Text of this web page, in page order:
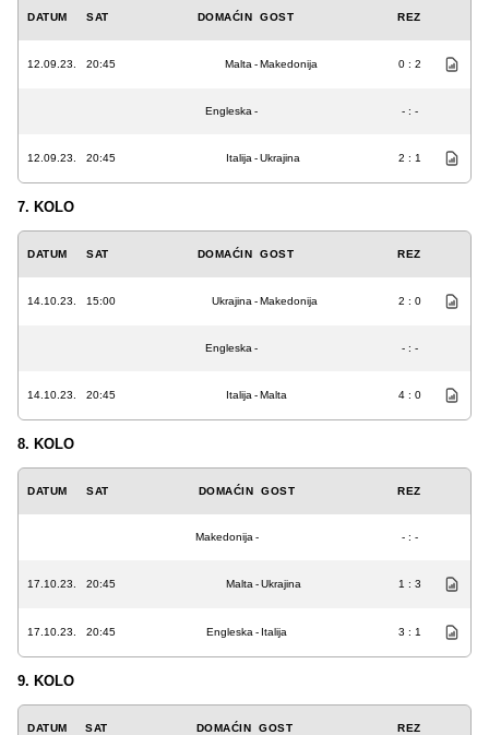
DATUM SAT DOMAĆIN GOST REZ
12.09.23. 20:45 Malta -Makedonija 0 : 2
Engleska - - : -
12.09.23. 20:45 Italija -Ukrajina 2 : 1
7. KOLO
DATUM SAT DOMAĆIN GOST REZ
14.10.23. 15:00 Ukrajina -Makedonija 2 : 0
Engleska - - : -
14.10.23. 20:45 Italija -Malta 4 : 0
8. KOLO
DATUM SAT DOMAĆIN GOST REZ
Makedonija - - : -
17.10.23. 20:45 Malta -Ukrajina 1 : 3
17.10.23. 20:45 Engleska - Italija 3 : 1
9. KOLO
DATUM SAT DOMAĆIN GOST REZ